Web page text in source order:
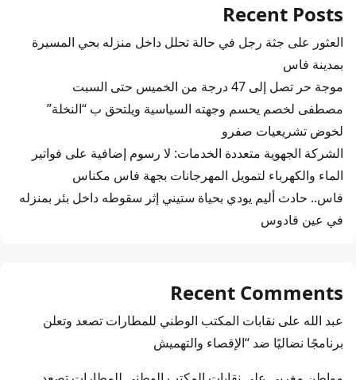
Recent Posts
العثور على جثة رجل في حالة تحلل داخل منزله بحي المسيرة
بمدينة فاس
موجة حر تصل إلى 47 درجة من الخميس حتى السبت
مصطفى لخصم يحسم وجهته السياسية ويلتحق ب “النخلة”
لخوض تشريعيات صفرو
الشركة الجهوية متعددة الخدمات: لا رسوم إضافية على فواتير
الماء والكهرباء لتمويل المهرجانات بجهة فاس مكناس
فاس.. حادث أليم يودي بحياة ستيني إثر سقوطه داخل بئر بمنزله
في عين قادوس
Recent Comments
عبد الله على نقابات المكتب الوطني للمطارات تصعد وتعلن
برنامجًا نضاليًا ضد “الإقصاء والتهميش